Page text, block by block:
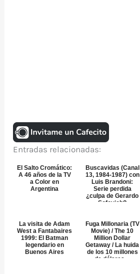
Entradas relacionadas:
El Salto Cromático:
A 46 años de la TV
a Color en
Argentina
Buscavidas (Canal
13, 1984-1987) con
Luis Brandoni:
Serie perdida
¿culpa de Gerardo
Sofovich?
La visita de Adam
West a Fantabaires
1999: El Batman
legendario en
Buenos Aires
Fuga Millonaria (TV
Movie) / The 10
Million Dollar
Getaway / La huida
de los 10 millones
de dólares ...